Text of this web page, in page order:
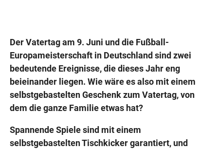
Der Vatertag am 9. Juni und die Fußball-
Europameisterschaft in Deutschland sind zwei
bedeutende Ereignisse, die dieses Jahr eng
beieinander liegen. Wie wäre es also mit einem
selbstgebastelten Geschenk zum Vatertag, von
dem die ganze Familie etwas hat?
Spannende Spiele sind mit einem
selbstgebastelten Tischkicker garantiert, und